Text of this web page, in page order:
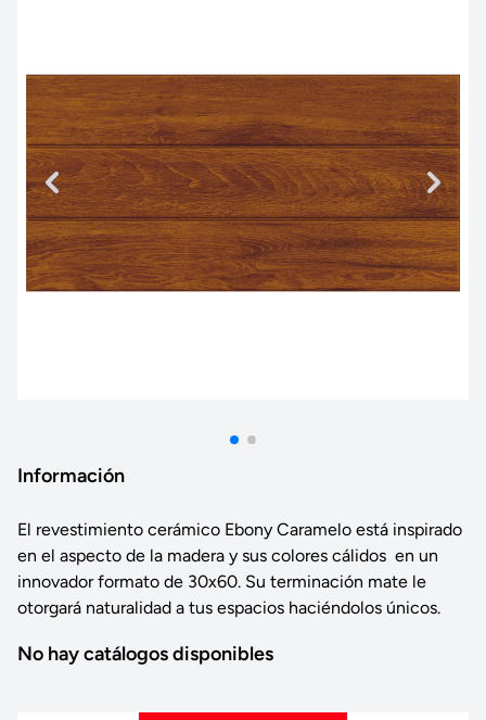
Información
El revestimiento cerámico Ebony Caramelo está inspirado
en el aspecto de la madera y sus colores cálidos en un
innovador formato de 30x60. Su terminación mate le
otorgará naturalidad a tus espacios haciéndolos únicos.
No hay catálogos disponibles